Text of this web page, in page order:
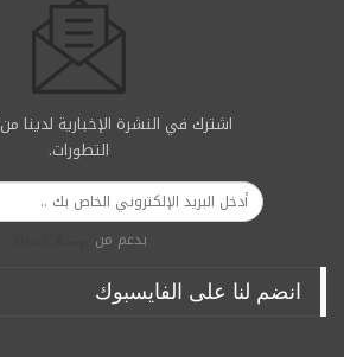
اشترك في النشرة الإخبارية لدينا
التطورات.
بدعم من
انضم لنا على الفايسبوك